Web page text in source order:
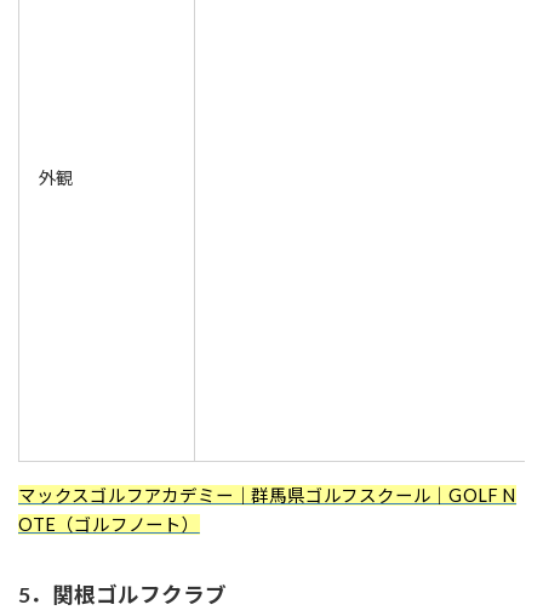
外観
マックスゴルフアカデミー｜群馬県ゴルフスクール｜GOLF N
OTE（ゴルフノート）
5．関根ゴルフクラブ